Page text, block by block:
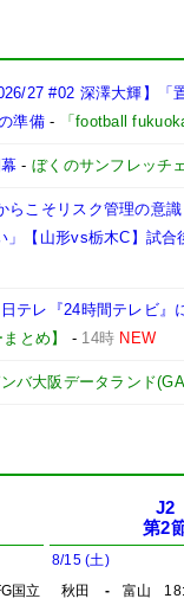
27 #02 深澤大輝】
準備 - 「football
-ぼくのサンフレッチ
らこそリスク管理の意
」【山形vs栃木C】試合
テレ『24時間テレビ
とめ】 - 14時 NEW
バ大阪データランド
国立
J2
第2
8/15 (土)
秋田
- 富山